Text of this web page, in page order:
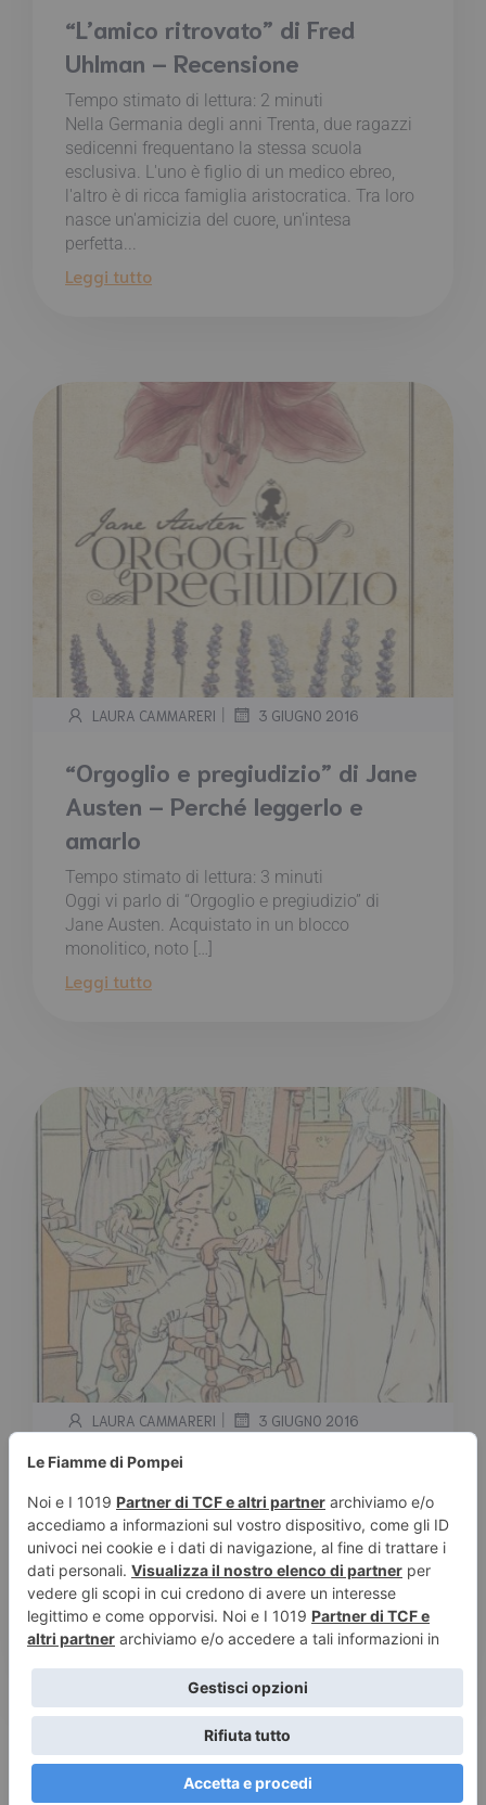
“L’amico ritrovato” di Fred
Uhlman – Recensione
Tempo stimato di lettura: 2 minuti
Nella Germania degli anni Trenta, due ragazzi
sedicenni frequentano la stessa scuola
esclusiva. L'uno è figlio di un medico ebreo,
l'altro è di ricca famiglia aristocratica. Tra loro
nasce un'amicizia del cuore, un'intesa
perfetta...
Leggi tutto
LAURA CAMMARERI | 3 GIUGNO 2016
“Orgoglio e pregiudizio” di Jane
Austen – Perché leggerlo e
amarlo
Tempo stimato di lettura: 3 minuti
Oggi vi parlo di “Orgoglio e pregiudizio” di
Jane Austen. Acquistato in un blocco
monolitico, noto […]
Leggi tutto
LAURA CAMMARERI | 3 GIUGNO 2016
Orgoglio e pregiudizio – I
disegni ispirati al romanzo
Tempo stimato di lettura:< 1 minuto
Ecco una bellissima carrellata di disegni
ispirati a Orgoglio e pregiudizio. Se volete
sapere di più […]
Leggi tutto